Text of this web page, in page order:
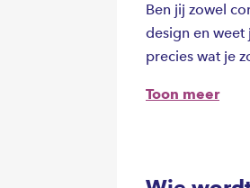
Ben jij zowel
design en weet
precies wat je
Toon meer